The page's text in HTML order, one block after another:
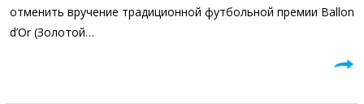
отменить вручение традиционной футбольной премии Ballon
d’Or (Золотой…